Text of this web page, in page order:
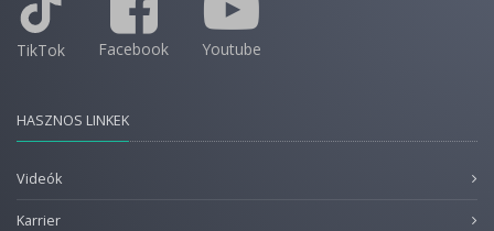
TikTok Facebook Youtube
HASZNOS LINKEK
Videók
Karrier